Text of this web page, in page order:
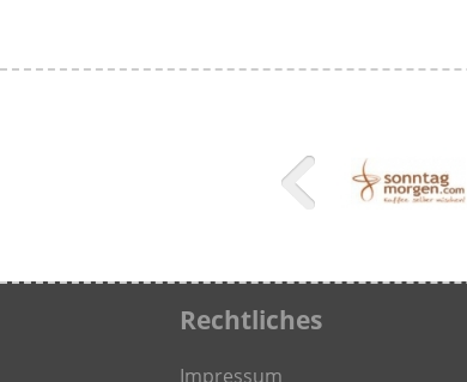
Rechtliches
Impressum